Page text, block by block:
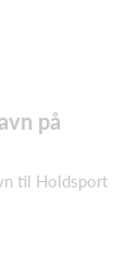
på
til Holdsport